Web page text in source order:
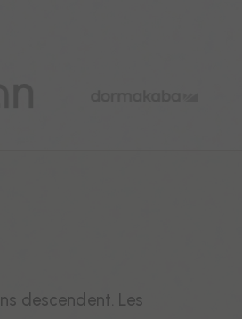
descendent. Les